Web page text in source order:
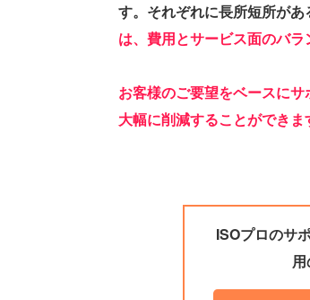
す。それぞれに長所短所があ
は、費用とサービス面のバ
お客様のご要望をベースに
大幅に削減することができま
ISOプロのサ